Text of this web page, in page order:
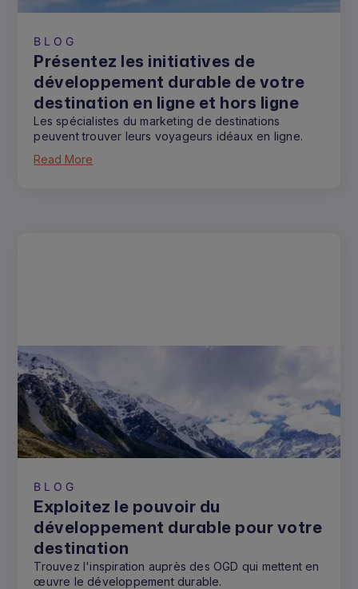
BLOG
Présentez les initiatives de
développement durable de votre
destination en ligne et hors ligne
Les spécialistes du marketing de destinations
peuvent trouver leurs voyageurs idéaux en ligne.
Read More
BLOG
Exploitez le pouvoir du
développement durable pour votre
destination
Trouvez l'inspiration auprès des OGD qui mettent en
œuvre le développement durable.